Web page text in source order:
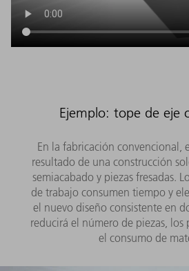
Ejemplo: tope de eje
En la fabricación convencional,
resultado de una construcción
semiacabado y piezas fresadas.
de trabajo consumen tiempo y
el nuevo diseño consistente en
reducirá el número de piezas, los
el consumo de